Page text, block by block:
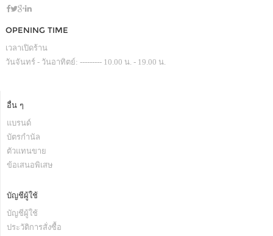
OPENING TIME
เวลาเปิดร้าน
วันจันทร์ - วันอาทิตย์: --------- 10.00 น. - 19.00 น.
อื่น ๆ
แบรนด์
บัตรกำนัล
ตัวแทนขาย
ข้อเสนอพิเสษ
บัญชีผู้ใช้
บัญชีผู้ใช้
ประวัติการสั่งซื้อ